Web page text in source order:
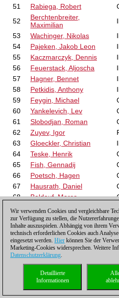
51
Rabiega, Robert
52
Berchtenbreiter,
Maximilian
53
Wachinger, Nikolas
54
Pajeken, Jakob Leon
55
Kaczmarczyk, Dennis
56
Feuerstack, Aljoscha
57
Hagner, Bennet
58
Petkidis, Anthony
59
Feygin, Michael
60
Yankelevich, Lev
61
Slobodjan, Roman
62
Zuyev, Igor
63
Gloeckler, Christian
64
Teske, Henrik
65
Fish, Gennadij
66
Poetsch, Hagen
67
Hausrath, Daniel
68
Baldauf, Marco
69
Colbow, Collin
70
Rosner, Jonas
71
Baskin, Robert
72
Hoffmann, Michael
73
Buckels, Valentin
Petrovskiy, Vadym
Schmidek, Emil
77
Dann, Matthias
Wir verwenden Cookies und vergleichbare
zur Verfügung zu stellen, die
Inhalte auszuspielen. Abhängig von ihrem
technisch erforderlichen Cookies auch
eingesetzt werden. Hier können Sie der
Marketing-Cookies widersprechen. Weitere
Datenschutzerklärung.
Detaillierte
Informationen